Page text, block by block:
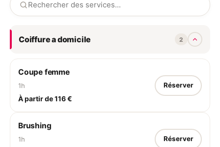
Coiffure a domicile 2
Coupe femme
1h
À partir de 116 €
Réserver
Brushing
1h Réserver